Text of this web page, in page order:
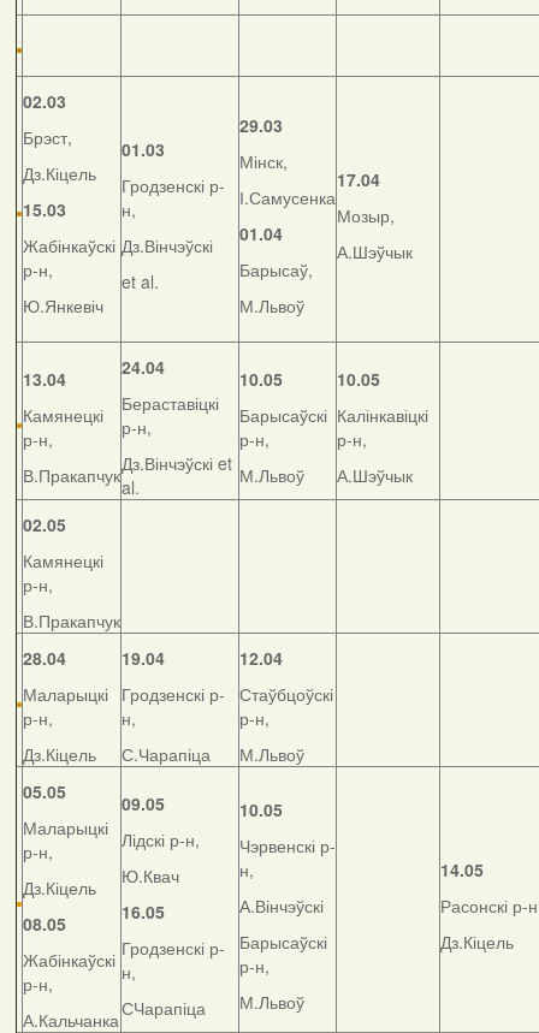
02.03
Брэст,
Дз.Кіцель
15.03
Жабінкаўскі
р-н,
Ю.Янкевіч
01.03
Гродзенскі р-
н,
Дз.Вінчэўскі
et al.
29.03
Мінск,
І.Самусенка
01.04
Барысаў,
М.Львоў
17.04
Мозыр,
А.Шэўчык
13.04
Камянецкі
р-н,
В.Пракапчук
24.04
Бераставіцкі
р-н,
Дз.Вінчэўскі et
al.
10.05
Барысаўскі
р-н,
М.Львоў
10.05
Калінкавіцкі
р-н,
А.Шэўчык
02.05
Камянецкі
р-н,
В.Пракапчук
28.04
Маларыцкі
р-н,
Дз.Кіцель
19.04
Гродзенскі р-
н,
С.Чарапіца
12.04
Стаўбцоўскі
р-н,
М.Львоў
05.05
Маларыцкі
р-н,
Дз.Кіцель
08.05
Жабінкаўскі
р-н,
А.Кальчанка
09.05
Лідскі р-н,
Ю.Квач
16.05
Гродзенскі р-
н,
СЧарапіца
10.05
Чэрвенскі р-
н,
А.Вінчэўскі
Барысаўскі
р-н,
М.Львоў
14.05
Расонскі р-
Дз.Кіцель